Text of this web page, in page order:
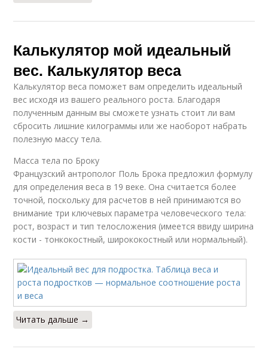
Калькулятор мой идеальный
вес. Калькулятор веса
Калькулятор веса поможет вам определить идеальный
вес исходя из вашего реального роста. Благодаря
полученным данным вы сможете узнать стоит ли вам
сбросить лишние килограммы или же наоборот набрать
полезную массу тела.
Масса тела по Броку
Французский антрополог Поль Брока предложил формулу
для определения веса в 19 веке. Она считается более
точной, поскольку для расчетов в ней принимаются во
внимание три ключевых параметра человеческого тела:
рост, возраст и тип телосложения (имеется ввиду ширина
кости - тонкокостный, ширококостный или нормальный).
Читать дальше →